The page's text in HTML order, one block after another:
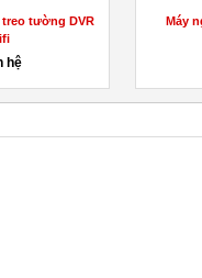
Máy phát hiện camera bỏ túi